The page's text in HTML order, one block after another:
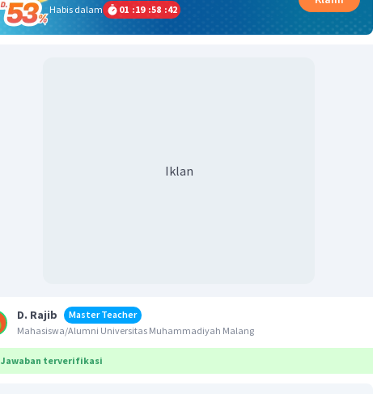
Habis dalam
01 :19 :58 :42
Iklan
D. Rajib
Master Teacher
Mahasiswa/Alumni Universitas Muhammadiyah Malang
Jawaban terverifikasi